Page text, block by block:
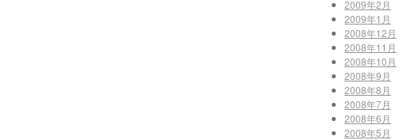
2009年2月
2009年1月
2008年12月
2008年11月
2008年10月
2008年9月
2008年8月
2008年7月
2008年6月
2008年5月